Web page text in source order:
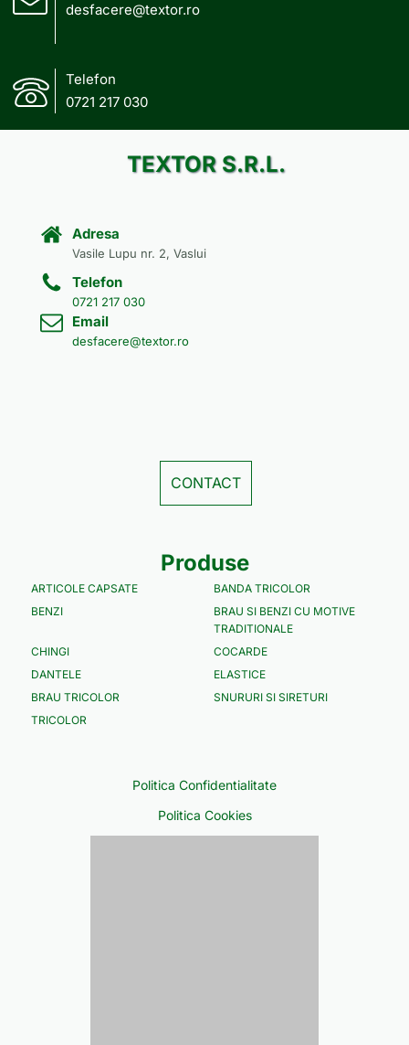
desfacere@textor.ro
Telefon
0721 217 030
TEXTOR S.R.L.
Adresa
Vasile Lupu nr. 2, Vaslui
Telefon
0721 217 030
Email
desfacere@textor.ro
CONTACT
Produse
ARTICOLE CAPSATE
BANDA TRICOLOR
BENZI
BRAU SI BENZI CU MOTIVE
TRADITIONALE
CHINGI
COCARDE
DANTELE
ELASTICE
BRAU TRICOLOR
SNURURI SI SIRETURI
TRICOLOR
Politica Confidentialitate
Politica Cookies